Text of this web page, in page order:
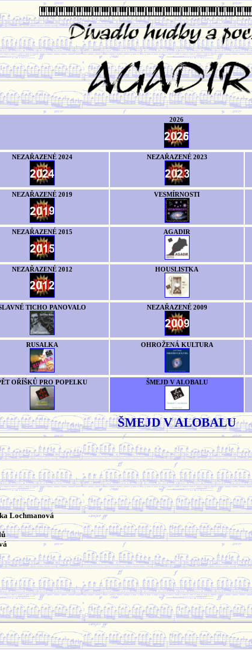
2026
NEZAŘAZENÉ 2024 NEZAŘAZENÉ 2023
NEZAŘAZENÉ 2019 VESMÍRNOSTI
NEZAŘAZENÉ 2015 AGADIR
NEZAŘAZENÉ 2012 HOUSLISTKA
TICHO PANOVALO NEZAŘAZENÉ 2009
RUSALKA OHROŽENÁ KULTURA
OŘÍŠKŮ PRO POPELKU ŠMEJD V ALOBALU
ŠMEJD V ALOBALU
Lochmanová